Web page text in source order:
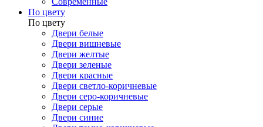
По цвету
По цвету
Двери белые
Двери вишневые
Двери желтые
Двери зеленые
Двери красные
Двери светло-коричневые
Двери серо-коричневые
Двери серые
Двери синие